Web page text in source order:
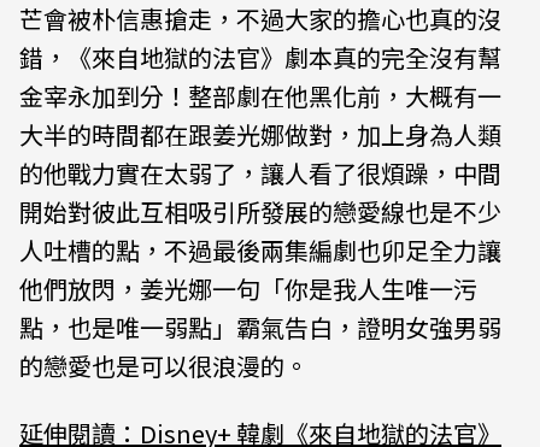
芒會被朴信惠搶走，不過大家的擔心也真的沒
錯，《來自地獄的法官》劇本真的完全沒有幫
金宰永加到分！整部劇在他黑化前，大概有一
大半的時間都在跟姜光娜做對，加上身為人類
的他戰力實在太弱了，讓人看了很煩躁，中間
開始對彼此互相吸引所發展的戀愛線也是不少
人吐槽的點，不過最後兩集編劇也卯足全力讓
他們放閃，姜光娜一句「你是我人生唯一污
點，也是唯一弱點」霸氣告白，證明女強男弱
的戀愛也是可以很浪漫的。
延伸閱讀：Disney+ 韓劇《來自地獄的法官》